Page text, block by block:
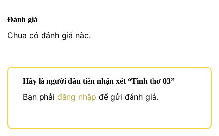
Đánh giá
Chưa có đánh giá nào.
Hãy là người đầu tiên nhận xét “Tình thơ 03”
Bạn phải đăng nhập để gửi đánh giá.